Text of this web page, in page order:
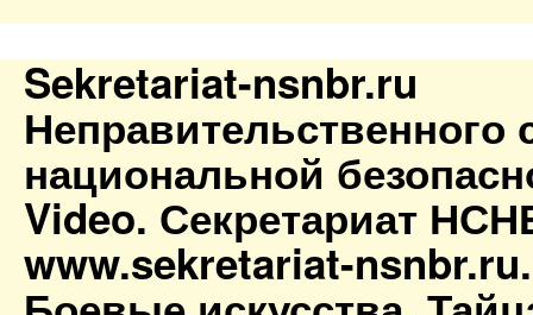
Sekretariat-nsnbr.ru
Неправительственного
национальной
Video. Секретариат
www.sekretariat-